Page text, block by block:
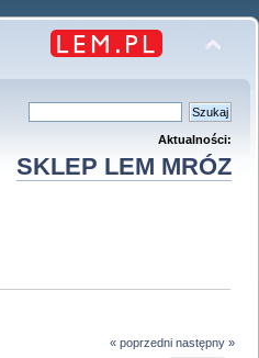
Aktualności:
SKLEP LEM MRÓZ
« poprzedni następny »